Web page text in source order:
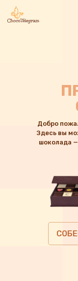
Добро
Здесь вы
шоколада